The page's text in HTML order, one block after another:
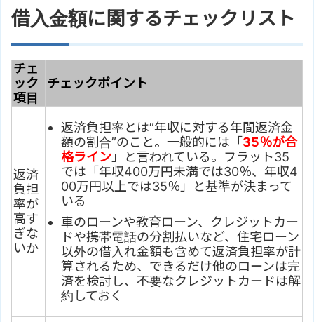
借入金額に関するチェックリスト
チェ
ック
項目
チェックポイント
返済
負担
率が
高す
ぎな
いか
返済負担率とは“年収に対する年間返済金
額の割合”のこと。一般的には「 35％が合
格ライン」と言われている。フラット35
では「年収400万円未満では30％、年収4
00万円以上では35％」と基準が決まって
いる
車のローンや教育ローン、クレジットカー
ドや携帯電話の分割払いなど、住宅ローン
以外の借入れ金額も含めて返済負担率が計
算されるため、できるだけ他のローンは完
済を検討し、不要なクレジットカードは解
約しておく